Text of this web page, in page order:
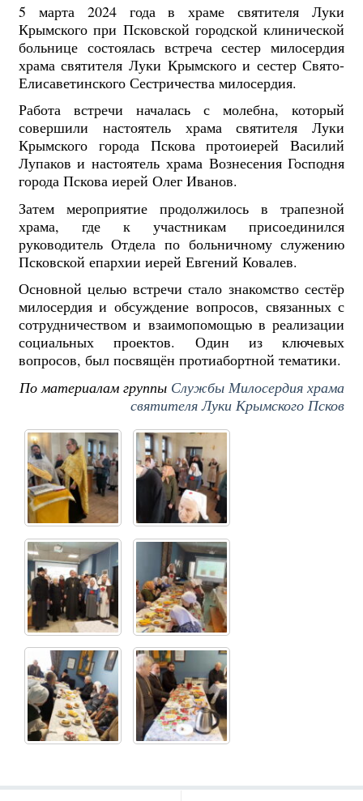
5 марта 2024 года в храме святителя Луки
Крымского при Псковской городской клинической
больнице состоялась встреча сестер милосердия
храма святителя Луки Крымского и сестер Свято-
Елисаветинского Сестричества милосердия.
Работа встречи началась с молебна, который
совершили настоятель храма святителя Луки
Крымского города Пскова протоиерей Василий
Лупаков и настоятель храма Вознесения Господня
города Пскова иерей Олег Иванов.
Затем мероприятие продолжилось в трапезной
храма, где к участникам присоединился
руководитель Отдела по больничному служению
Псковской епархии иерей Евгений Ковалев.
Основной целью встречи стало знакомство сестёр
милосердия и обсуждение вопросов, связанных с
сотрудничеством и взаимопомощью в реализации
социальных проектов. Один из ключевых
вопросов, был посвящён протиабортной тематики.
По материалам группы Службы Милосердия храма
святителя Луки Крымского Псков